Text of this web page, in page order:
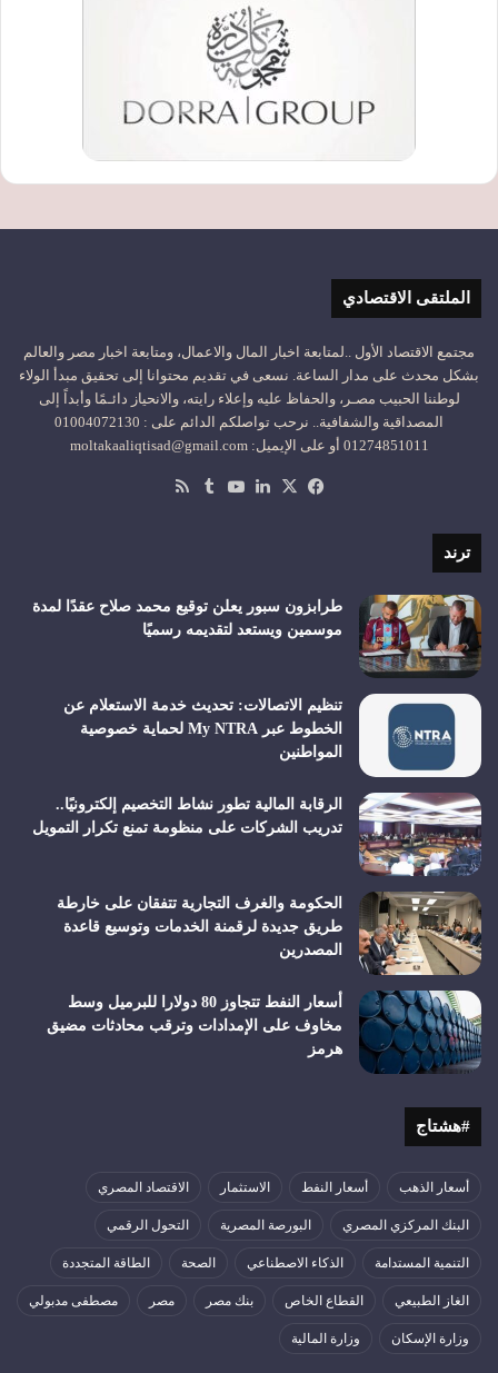
الملتقى الاقتصادي
مجتمع الاقتصاد الأول ..لمتابعة اخبار المال والاعمال، ومتابعة اخبار مصر والعالم
بشكل محدث على مدار الساعة. نسعى في تقديم محتوانا إلى تحقيق مبدأ الولاء
لوطننا الحبيب مصـر، والحفاظ عليه وإعلاء رايته، والانحياز دائـمًا وأبداً إلى
المصداقية والشفافية.. نرحب تواصلكم الدائم على : 01004072130
01274851011 أو على الإيميل: moltakaaliqtisad@gmail.com
فيسبوك
‫X لينكدإن‫YouTube
ترند
طرابزون سبور يعلن توقيع محمد صلاح عقدًا لمدة
موسمين ويستعد لتقديمه رسميًا
تنظيم الاتصالات: تحديث خدمة الاستعلام عن
الخطوط عبر My NTRA لحماية خصوصية
المواطنين
الرقابة المالية تطور نشاط التخصيم إلكترونيًا..
تدريب الشركات على منظومة تمنع تكرار التمويل
الحكومة والغرف التجارية تتفقان على خارطة
طريق جديدة لرقمنة الخدمات وتوسيع قاعدة
المصدرين
أسعار النفط تتجاوز 80 دولارا للبرميل وسط
مخاوف على الإمدادات وترقب محادثات مضيق
هرمز
#هشتاج
أسعار الذهب أسعار النفط الاستثمار الاقتصاد المصري
البنك المركزي المصري البورصة المصرية التحول الرقمي
التنمية المستدامة الذكاء الاصطناعي الصحة الطاقة المتجددة
الغاز الطبيعي القطاع الخاص بنك مصر مصر مصطفى مدبولي
وزارة الإسكان وزارة المالية